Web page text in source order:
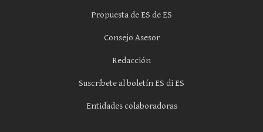
Propuesta de ES de ES
Consejo Asesor
Redacción
Suscríbete al boletín ES di ES
Entidades colaboradoras